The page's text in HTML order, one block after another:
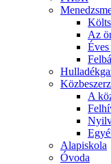
Az
Éves
A
Alapiskola
Óvoda